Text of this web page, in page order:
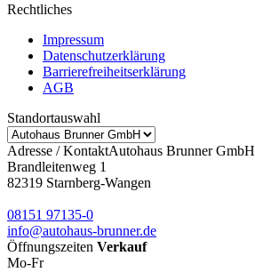
Rechtliches
Impressum
Datenschutzerklärung
Barrierefreiheitserklärung
AGB
Standortauswahl
Adresse / KontaktAutohaus Brunner GmbH
Brandleitenweg 1
82319 Starnberg-Wangen
08151 97135-0
info@autohaus-brunner.de
Öffnungszeiten Verkauf
Mo-Fr